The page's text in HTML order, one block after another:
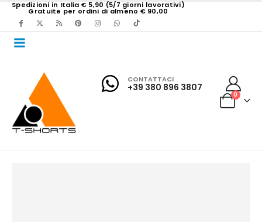
Spedizioni in Italia € 5,90 (5/7 giorni lavorativi)
Gratuite per ordini di almeno € 90,00
CONTATTACI
+39 380 896 3807
0